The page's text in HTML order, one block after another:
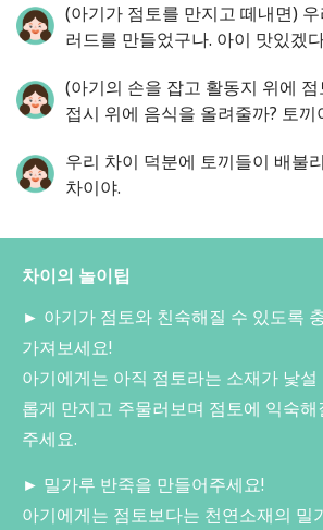
(아기가 점토를 만지고 떼내면)
러드를 만들었구나. 아이 맛있겠
(아기의 손을 잡고 활동지 위에
접시 위에 음식을 올려줄까? 토끼
우리 차이 덕분에 토끼들이 배불
차이야.
차이의 놀이팁
► 아기가 점토와 친숙해질 수 있도록
가져보세요!
아기에게는 아직 점토라는 소재가 낯설
롭게 만지고 주물러보며 점토에 익숙
주세요.
► 밀가루 반죽을 만들어주세요!
아기에게는 점토보다는 천연소재의 밀